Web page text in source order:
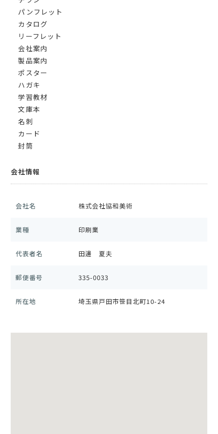
パンフレット
カタログ
リーフレット
会社案内
製品案内
ポスター
ハガキ
学習教材
文庫本
名刺
カード
封筒
会社情報
会社名 株式会社協和美術
業種 印刷業
代表者名 田邊 夏夫
郵便番号 335-0033
所在地 埼玉県戸田市笹目北町10-24